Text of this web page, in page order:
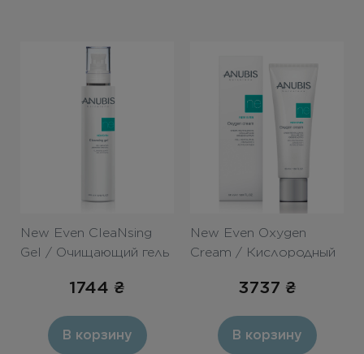
New Even CleaNsing
Gel / Очищающий гель
1744 ₴
В корзину
New Even Oxygen
Cream / Кислородный
3737 ₴
В корзину